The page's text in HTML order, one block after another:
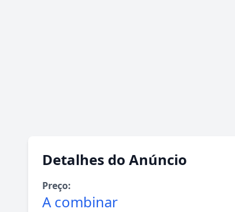
Detalhes do Anúncio
Preço:
A combinar